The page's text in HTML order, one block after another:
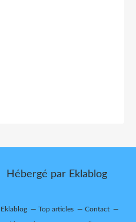
Hébergé par Eklablog
Top articles Contact